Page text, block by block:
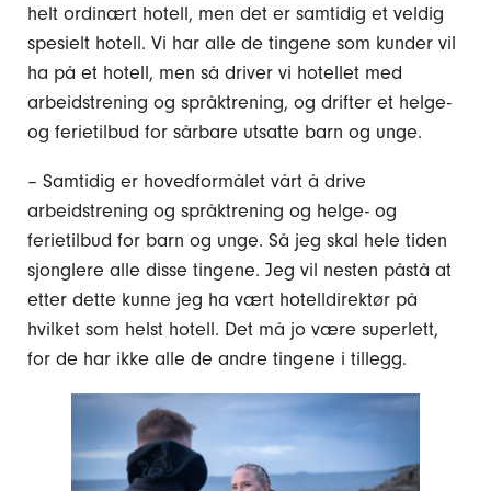
helt ordinært hotell, men det er samtidig et veldig
spesielt hotell. Vi har alle de tingene som kunder vil
ha på et hotell, men så driver vi hotellet med
arbeidstrening og språktrening, og drifter et helge-
og ferietilbud for sårbare utsatte barn og unge.
– Samtidig er hovedformålet vårt å drive
arbeidstrening og språktrening og helge- og
ferietilbud for barn og unge. Så jeg skal hele tiden
sjonglere alle disse tingene. Jeg vil nesten påstå at
etter dette kunne jeg ha vært hotelldirektør på
hvilket som helst hotell. Det må jo være superlett,
for de har ikke alle de andre tingene i tillegg.